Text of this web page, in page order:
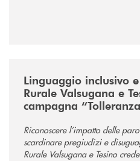
Linguaggio inclusivo
Rurale Valsugana e
campagna
Riconoscere l’impatto delle
scardinare pregiudizi e
Rurale Valsugana e Tesino